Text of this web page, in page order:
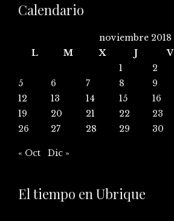
Calendario
noviembre 2018
L
M X J V
1
2
5
6 7 8 9
12
13 14 15 16
19
20 21 22 23
26
27 28 29 30
« Oct Dic »
El tiempo en Ubrique